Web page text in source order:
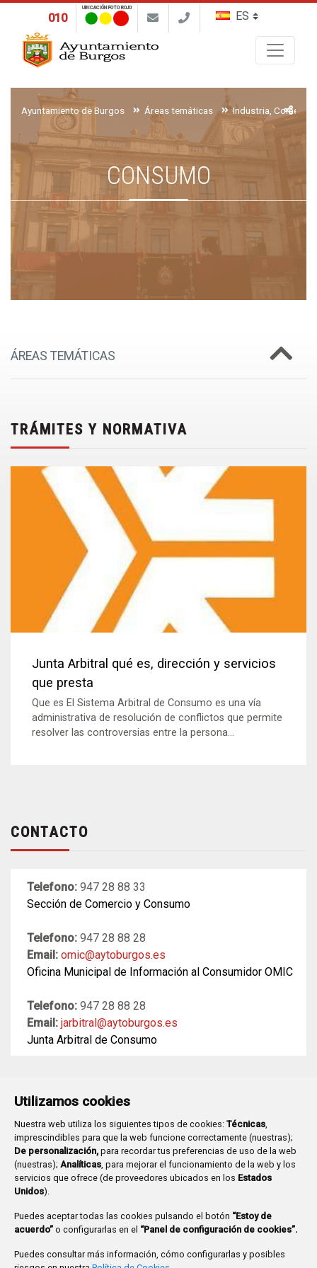
Utilizamos cookies
Nuestra web utiliza los siguientes tipos de cookies: Técnicas,
imprescindibles para que la web funcione correctamente (nuestras);
De personalización, para recordar tus preferencias de uso de la web
(nuestras); Analíticas, para mejorar el funcionamiento de la web y los
servicios que ofrece (de proveedores ubicados en los Estados
Unidos).
Puedes aceptar todas las cookies pulsando el botón “Estoy de
acuerdo” o configurarlas en el “Panel de configuración de cookies”.
Puedes consultar más información, cómo configurarlas y posibles
010
UBICACIÓN FOTO ROJO
Ayuntamiento de Burgos Áreas temáticas Industria,
CONSUMO
ÁREAS TEMÁTICAS
TRÁMITES Y NORMATIVA
Junta Arbitral qué es, dirección y servicios
que presta
Que es El Sistema Arbitral de Consumo es una vía
administrativa de resolución de conflictos que permite
resolver las controversias entre la persona...
CONTACTO
Telefono: 947 28 88 33
Sección de Comercio y Consumo
Telefono: 947 28 88 28
Email: omic@aytoburgos.es
Oficina Municipal de Información al Consumidor OMIC
Telefono: 947 28 88 28
Email: jarbitral@aytoburgos.es
Junta Arbitral de Consumo
Plaza Mayor 1- 09071BURGOS
947 288 800 CIF:P-0906100-C
CONTACTO | AVISOS, QUEJAS Y SUGERENCIAS
CANAL DE DENUNCIAS
MAPA WEB
AVISO LEGAL
PROMUEVE BURGOS